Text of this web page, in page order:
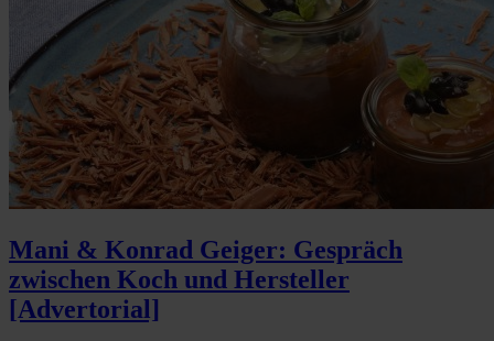
Mani & Konrad Geiger: Gespräch
zwischen Koch und Hersteller
[Advertorial]